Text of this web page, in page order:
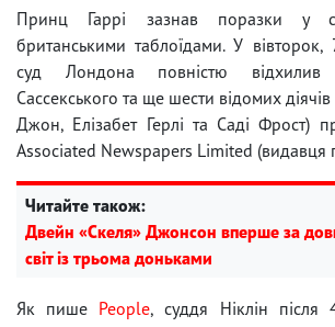
Принц Гаррі зазнав поразки у
британськими таблоїдами. У
суд Лондона повністю відхилив
Сассекського та ще шести відомих
Джон, Елізабет Герлі та Саді Фрост)
Associated Newspapers Limited (видавця
Читайте також:
Двейн «Скеля» Джонсон вперше за
світ із трьома доньками
Як пише People, суддя Ніклін після